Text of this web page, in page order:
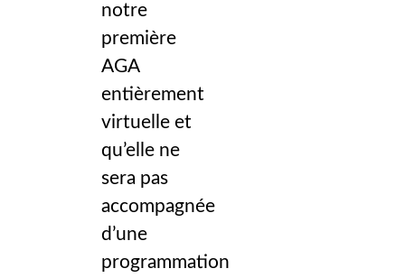
notre
première
AGA
entièrement
virtuelle et
qu’elle ne
sera pas
accompagnée
d’une
programmation